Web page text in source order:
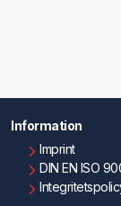
Information
Imprint
DIN EN ISO